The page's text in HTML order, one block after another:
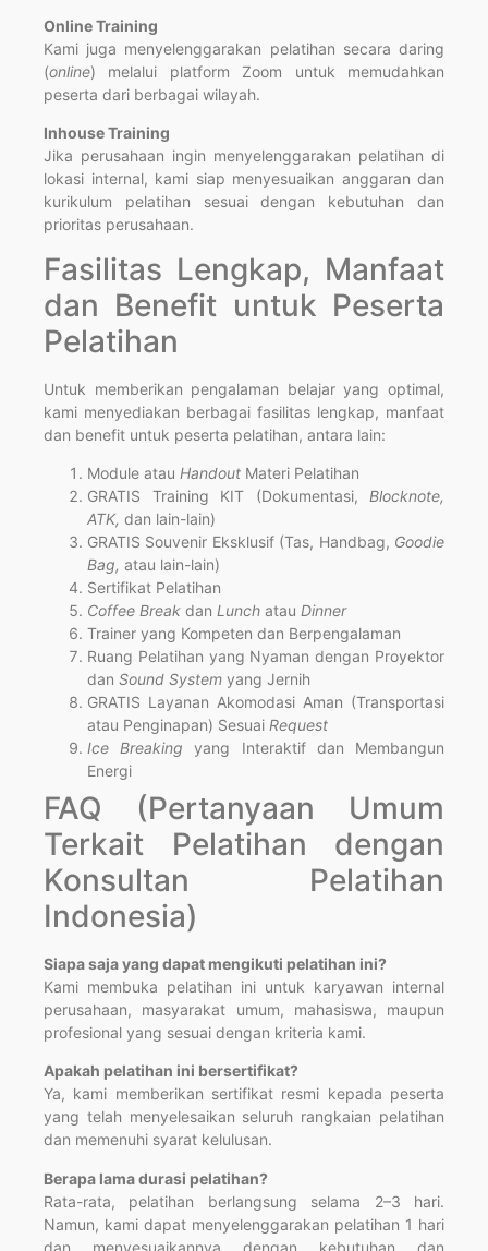
Online Training
Kami juga menyelenggarakan pelatihan secara daring
(online) melalui platform Zoom untuk memudahkan
peserta dari berbagai wilayah.
Inhouse Training
Jika perusahaan ingin menyelenggarakan pelatihan di
lokasi internal, kami siap menyesuaikan anggaran dan
kurikulum pelatihan sesuai dengan kebutuhan dan
prioritas perusahaan.
Fasilitas Lengkap, Manfaat
dan Benefit untuk Peserta
Pelatihan
Untuk memberikan pengalaman belajar yang optimal,
kami menyediakan berbagai fasilitas lengkap, manfaat
dan benefit untuk peserta pelatihan, antara lain:
Module atau Handout Materi Pelatihan
GRATIS Training KIT (Dokumentasi, Blocknote,
ATK, dan lain-lain)
GRATIS Souvenir Eksklusif (Tas, Handbag, Goodie
Bag, atau lain-lain)
Sertifikat Pelatihan
Coffee Break dan Lunch atau Dinner
Trainer yang Kompeten dan Berpengalaman
Ruang Pelatihan yang Nyaman dengan Proyektor
dan Sound System yang Jernih
GRATIS Layanan Akomodasi Aman (Transportasi
atau Penginapan) Sesuai Request
Ice Breaking yang Interaktif dan Membangun
Energi
FAQ (Pertanyaan Umum
Terkait Pelatihan dengan
Konsultan Pelatihan
Indonesia)
Siapa saja yang dapat mengikuti pelatihan ini?
Kami membuka pelatihan ini untuk karyawan internal
perusahaan, masyarakat umum, mahasiswa, maupun
profesional yang sesuai dengan kriteria kami.
Apakah pelatihan ini bersertifikat?
Ya, kami memberikan sertifikat resmi kepada peserta
yang telah menyelesaikan seluruh rangkaian pelatihan
dan memenuhi syarat kelulusan.
Berapa lama durasi pelatihan?
Rata-rata, pelatihan berlangsung selama 2–3 hari.
Namun, kami dapat menyelenggarakan pelatihan 1 hari
dan menyesuaikannya dengan kebutuhan dan